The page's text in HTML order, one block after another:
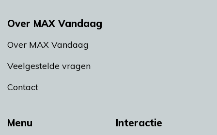
Menu Interactie
Over MAX Vandaag
Over MAX Vandaag
Veelgestelde vragen
Contact